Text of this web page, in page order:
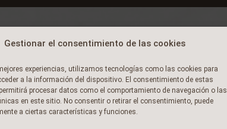
Gestionar el consentimiento de las cookies
experiencias, utilizamos tecnologías como las cookies para
a la información del dispositivo. El consentimiento de estas
procesar datos como el comportamiento de navegación o las
en este sitio. No consentir o retirar el consentimiento, puede
a ciertas características y funciones.